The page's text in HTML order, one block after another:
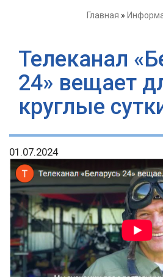
Главная »
Телеканал
24» вещает
круглые
01.07.2024